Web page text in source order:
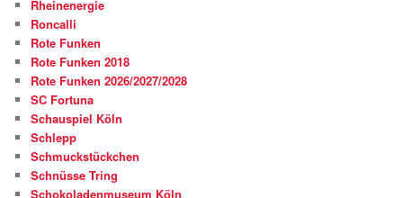
Rheinenergie
Roncalli
Rote Funken
Rote Funken 2018
Rote Funken 2026/2027/2028
SC Fortuna
Schauspiel Köln
Schlepp
Schmuckstückchen
Schnüsse Tring
Schokoladenmuseum Köln